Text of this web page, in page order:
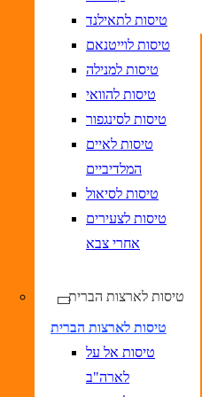
טיסות לתאילנד
טיסות לוייטנאם
טיסות למנילה
טיסות להוואי
טיסות לסינגפור
טיסות לאיים
המלדיביים
טיסות לסיאול
טיסות לצעירים
אחרי צבא
טיסות לארצות הברית
טיסות לארצות הברית
טיסות אל על
לארה"ב